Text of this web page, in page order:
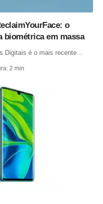
o
em massa
Digitais é o mais recente…
2 min